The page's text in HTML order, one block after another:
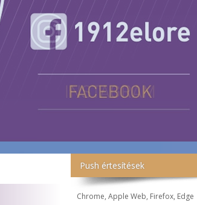
Push értesítések
Chrome, Apple Web, Firefox, Edge